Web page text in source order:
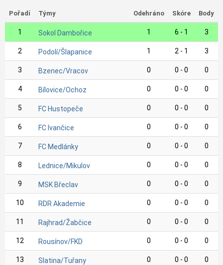
Pořadí Týmy Odehráno Skóre Body
1 Sokol Dambořice 1 6 - 1 3
2 Podolí/Šlapanice 1 2 - 1 3
3 Bzenec/Vracov 0 0 - 0 0
4 Bílovice/Ochoz 0 0 - 0 0
5 FC Hustopeče 0 0 - 0 0
6 FC Ivančice 0 0 - 0 0
7 FC Medlánky 0 0 - 0 0
8 Lednice/Mikulov 0 0 - 0 0
9 MSK Břeclav 0 0 - 0 0
10 RDR Akademie 0 0 - 0 0
11 Rajhrad/Žabčice 0 0 - 0 0
12 Rousínov/FKD 0 0 - 0 0
13 Slatina/Tuřany 0 0 - 0 0